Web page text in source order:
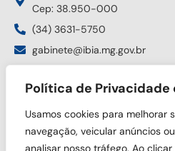
Política de Privacidade
Usamos cookies para melhorar
navegação, veicular anúncios
analisar nosso tráfego. Ao
Cep: 38.950-000
(34) 3631-5750
gabinete@ibia.mg.gov.br